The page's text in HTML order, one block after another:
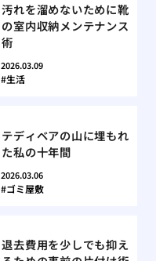
汚れを溜めないために靴
の室内収納メンテナンス
術
2026.03.09
生活
テディベアの山に埋もれ
た私の十年間
2026.03.06
ゴミ屋敷
退去費用を少しでも抑え